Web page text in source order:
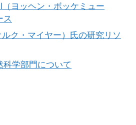
ヨッヘン・ボッケミュー
ス
ク・マイヤー）氏の研究リソ
学部門について